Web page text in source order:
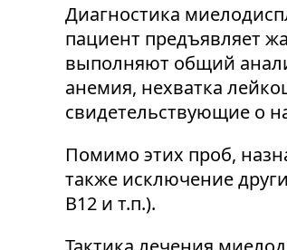
Диагностика
пациент предъявляет
выполняют общий
анемия, нехватка
свидетельствующие о
Помимо этих проб,
также исключение
В12 и т.п.).